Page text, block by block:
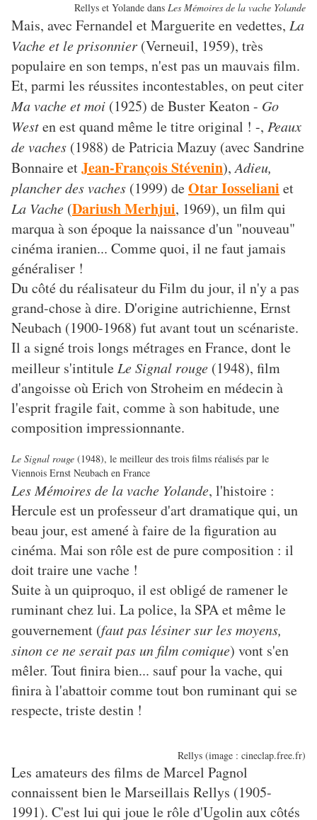
Rellys et Yolande dans Les Mémoires de la vache Yolande
Mais, avec Fernandel et Marguerite en vedettes, La
Vache et le prisonnier (Verneuil, 1959), très
populaire en son temps, n'est pas un mauvais film.
Et, parmi les réussites incontestables, on peut citer
Ma vache et moi (1925) de Buster Keaton - Go
Westen est quand même le titre original ! -, Peaux
de vaches (1988) de Patricia Mazuy (avec Sandrine
Bonnaire etJean-François Stévenin),Adieu,
plancher des vaches (1999) deOtar Iosseliani et
La Vache (Dariush Merhjui, 1969), un film qui
marqua à son époque la naissance d'un "nouveau"
cinéma iranien... Comme quoi, il ne faut jamais
généraliser !
Du côté du réalisateur du Film du jour, il n'y a pas
grand-chose à dire. D'origine autrichienne, Ernst
Neubach (1900-1968) fut avant tout un scénariste.
Il a signé trois longs métrages en France, dont le
meilleur s'intitule Le Signal rouge (1948), film
d'angoisse où Erich von Stroheim en médecin à
l'esprit fragile fait, comme à son habitude, une
composition impressionnante.
Le Signal rouge (1948), le meilleur des trois films réalisés par le
Viennois Ernst Neubach en France
Les Mémoires de la vache Yolande, l'histoire :
Hercule est un professeur d'art dramatique qui, un
beau jour, est amené à faire de la figuration au
cinéma. Mai son rôle est de pure composition : il
doit traire une vache !
Suite à un quiproquo, il est obligé de ramener le
ruminant chez lui. La police, la SPA et même le
gouvernement (faut pas lésiner sur les moyens,
sinon ce ne serait pas un film comique) vont s'en
mêler. Tout finira bien... sauf pour la vache, qui
finira à l'abattoir comme tout bon ruminant qui se
respecte, triste destin !
Rellys (image : cineclap.free.fr)
Les amateurs des films de Marcel Pagnol
connaissent bien le Marseillais Rellys (1905-
1991). C'est lui qui joue le rôle d'Ugolin aux côtés